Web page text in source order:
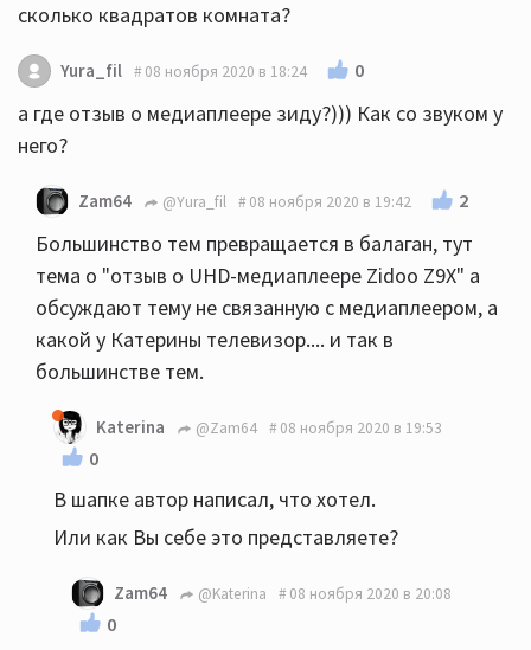
сколько квадратов комната?
Yura_fil 08 ноября 2020 в 18:24 0
а где отзыв о медиаплеере зиду?))) Как со звуком у
него?
Zam64 @Yura_fil 08 ноября 2020 в 19:42 2
Большинство тем превращается в балаган, тут
тема о "отзыв о UHD-медиаплеере Zidoo Z9X" а
обсуждают тему не связанную с медиаплеером, а
какой у Катерины телевизор.... и так в
большинстве тем.
Katerina @Zam64 08 ноября 2020 в 19:53
0
В шапке автор написал, что хотел.
Или как Вы себе это представляете?
Zam64 @Katerina 08 ноября 2020 в 20:08
0